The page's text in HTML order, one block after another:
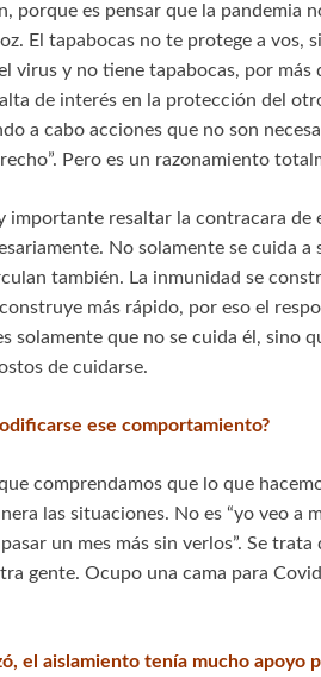
porque es pensar que la pandemia
El tapabocas no te protege a vos,
virus y no tiene tapabocas, por más
de interés en la protección del
a cabo acciones que no son
Pero es un razonamiento
importante resaltar la contracara
No solamente se cuida
también. La inmunidad se
más rápido, por eso el
solamente que no se cuida él, sino
de cuidarse.
ese comportamiento?
comprendamos que lo que
las situaciones. No es “yo veo
un mes más sin verlos”. Se
gente. Ocupo una cama para
el aislamiento tenía mucho apoyo